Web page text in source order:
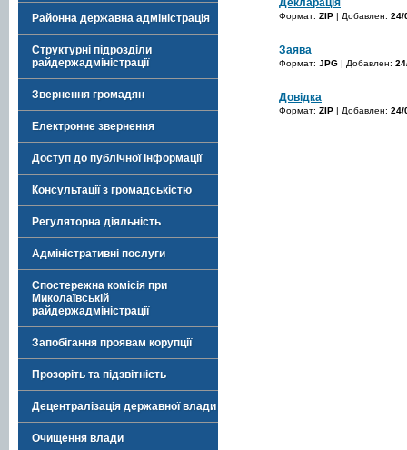
Районна державна адміністрація
Структурні підрозділи
райдержадміністрації
Звернення громадян
Електронне звернення
Доступ до публічної інформації
Консультації з громадськістю
Регуляторна діяльність
Адміністративні послуги
Спостережна комісія при
Миколаївській
райдержадміністрації
Запобігання проявам корупції
Прозоріть та підзвітність
Децентралізація державної влади
Очищення влади
Декларація
Формат: ZIP | Добавлен: 24/
Заява
Формат: JPG | Добавлен:
Довідка
Формат: ZIP | Добавлен: 24/